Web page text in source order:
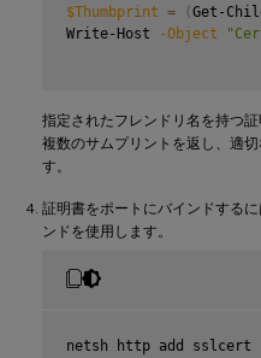
$Thumbprint = (Get-
Write-Host
-Object
指定されたフレンドリ名を持つ
複数のサムプリントを返し、適
す。
証明書をポートにバインドするに
ンドを使用します。
netsh http add sslcert